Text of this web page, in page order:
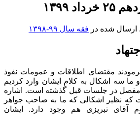
۱۳۹۹
شده در فقه سال ۹۹-۱۳۹۸
مقتضای اطلاقات و عمومات نفوذ
سه اشکال به کلام ایشان وارد کردیم
در جلسات قبل گذشته است. اشاره
که نظیر اشکالی که ما به صاحب جواهر
آقای تبریزی هم وجود دارد. ایشان